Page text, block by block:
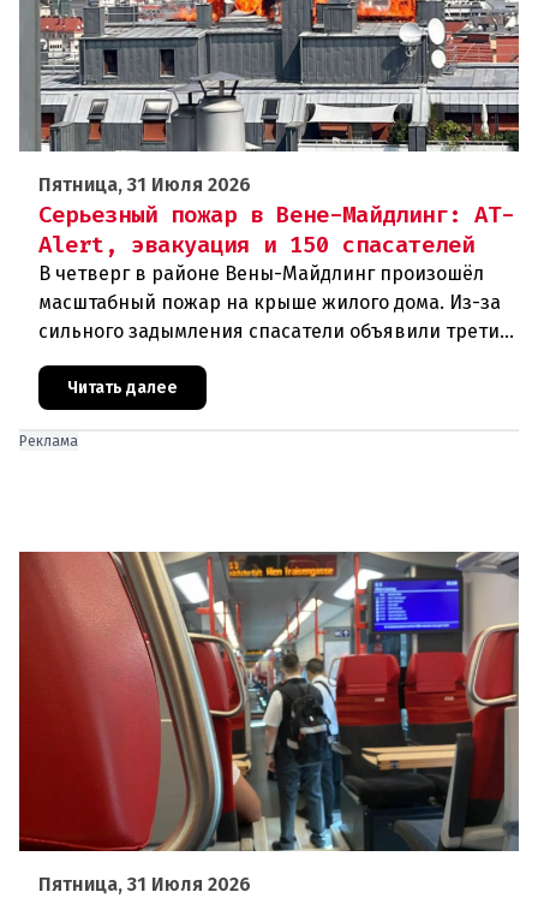
Пятница, 31 Июля 2026
Серьезный пожар в Вене-Майдлинг: AT-
Alert, эвакуация и 150 спасателей
В четверг в районе Вены-Майдлинг произошёл
масштабный пожар на крыше жилого дома. Из-за
сильного задымления спасатели объявили третий
уровень тревоги и задействовали 36 единиц
техники. Огонь удалось п
Читать далее
Реклама
Пятница, 31 Июля 2026